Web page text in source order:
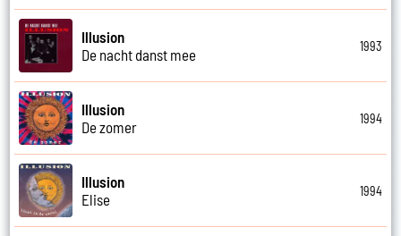
Illusion
De nacht danst mee
1993
Illusion
De zomer
1994
Illusion
Elise
1994